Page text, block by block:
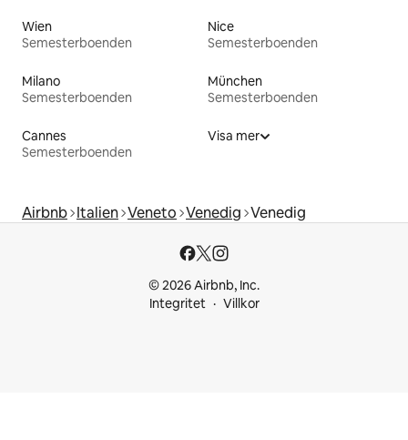
Wien
Semesterboenden
Nice
Semesterboenden
Milano
Semesterboenden
München
Semesterboenden
Cannes
Semesterboenden
Visa mer
Airbnb Italien Veneto Venedig Venedig
© 2026 Airbnb, Inc.
Integritet
Villkor